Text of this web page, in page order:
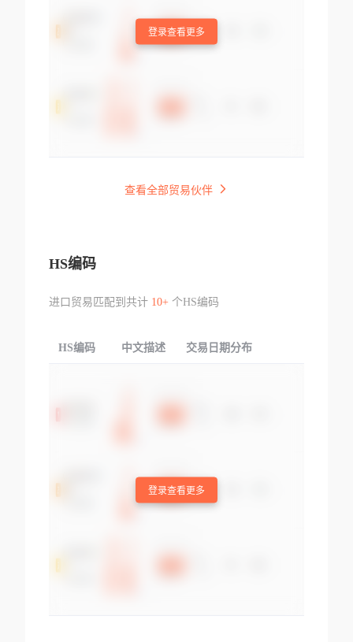
登录查看更多
查看全部贸易伙伴
HS编码
进口贸易匹配到共计 10+个HS编码
HS编码 中文描述 交易日期分布
登录查看更多